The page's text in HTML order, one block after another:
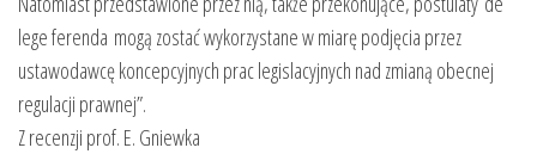
lege ferenda mogą zostać wykorzystane w miarę podjęcia przez
ustawodawcę koncepcyjnych prac legislacyjnych nad zmianą obecnej
regulacji prawnej”.
Z recenzji prof. E. Gniewka